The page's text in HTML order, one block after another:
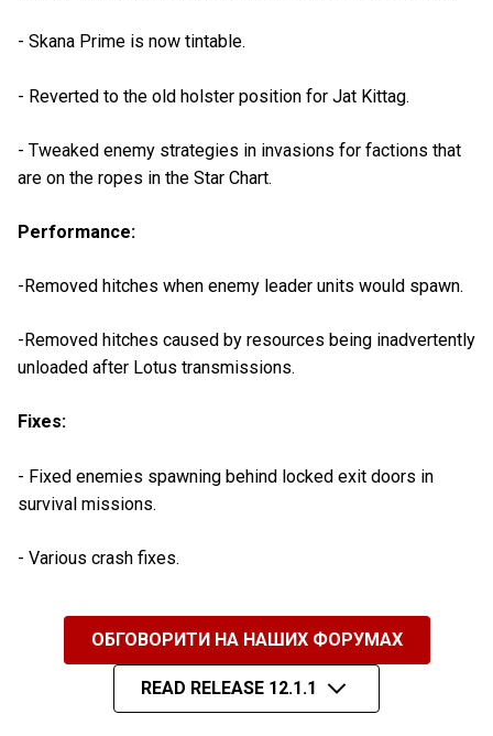
- Skana Prime is now tintable.
- Reverted to the old holster position for Jat Kittag.
- Tweaked enemy strategies in invasions for factions that
are on the ropes in the Star Chart.
Performance:
-Removed hitches when enemy leader units would spawn.
-Removed hitches caused by resources being inadvertently
unloaded after Lotus transmissions.
Fixes:
- Fixed enemies spawning behind locked exit doors in
survival missions.
- Various crash fixes.
ОБГОВОРИТИ НА НАШИХ ФОРУМАХ
READ RELEASE 12.1.1